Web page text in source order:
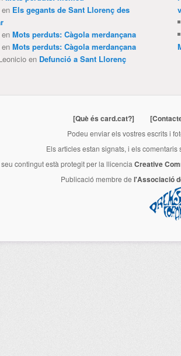
Els gegants de Sant Llorenç des
Mots perduts: Càgola merdançana
Mots perduts: Càgola merdançana
en Defunció a Sant Llorenç
[Què és card.cat?]
Podeu enviar els vostres escrits i
Els articles estan signats, i els
contingut està protegit per la llicencia Creative
Publicació membre de l'Associació